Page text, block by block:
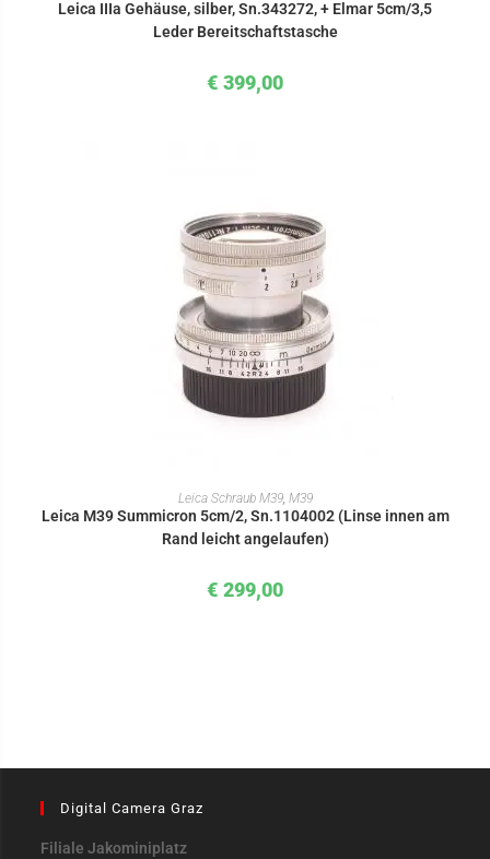
Leica IIIa Gehäuse, silber, Sn.343272, + Elmar 5cm/3,5
Leder Bereitschaftstasche
€ 399,00
IN DEN WARENKORB
Leica Schraub M39, M39
Leica M39 Summicron 5cm/2, Sn.1104002 (Linse innen am
Rand leicht angelaufen)
€ 299,00
Digital Camera Graz
Filiale Jakominiplatz